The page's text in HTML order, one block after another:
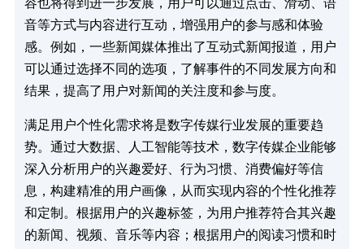
音等方式与内容进行互动，增强用户的参与感和体验
感。例如，一些新闻媒体推出了互动式新闻报道，用户
可以通过选择不同的选项，了解事件的不同发展方向和
结果，提高了用户对新闻的关注度和参与度。​
满足用户个性化需求将是数字传媒行业发展的重要趋
势。通过大数据、人工智能等技术，数字传媒企业能够
深入分析用户的兴趣爱好、行为习惯、消费偏好等信
息，构建精准的用户画像，从而实现内容的个性化推荐
和定制。根据用户的兴趣标签，为用户推荐符合其兴趣
的新闻、视频、音乐等内容；根据用户的阅读习惯和时